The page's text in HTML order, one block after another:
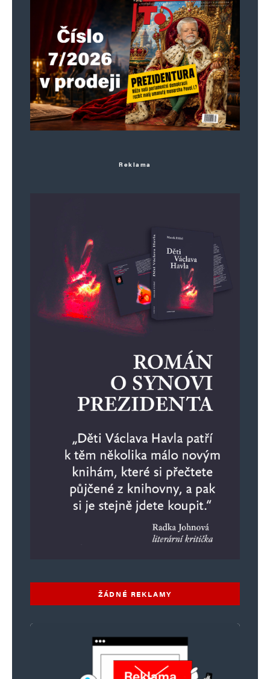
Reklama
ŽÁDNÉ REKLAMY